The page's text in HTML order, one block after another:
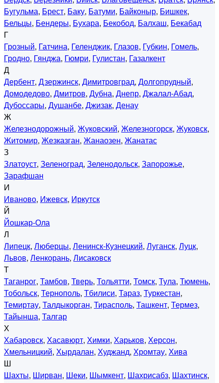
Бугульма, Брест, Баку, Батуми, Байконыр, Бишкек,
Бельцы, Бендеры, Бухара, Бекобод, Балхаш, Бекабад
Г
Грозный, Гатчина, Геленджик, Глазов, Губкин, Гомель,
Гродно, Гянджа, Гюмри, Гулистан, Газалкент
Д
Дербент, Дзержинск, Димитровград, Долгопрудный,
Домодедово, Дмитров, Дубна, Днепр, Джалал-Абад,
Дубоссары, Душанбе, Джизак, Денау
Ж
Железнодорожный, Жуковский, Железногорск, Жуковск,
Житомир, Жезказган, Жанаозен, Жанатас
З
Златоуст, Зеленоград, Зеленодольск, Запорожье,
Зарафшан
И
Иваново, Ижевск, Иркутск
Й
Йошкар-Ола
Л
Липецк, Люберцы, Ленинск-Кузнецкий, Луганск, Луцк,
Львов, Ленкорань, Лисаковск
Т
Таганрог, Тамбов, Тверь, Тольятти, Томск, Тула, Тюмень,
Тобольск, Тернополь, Тбилиси, Тараз, Туркестан,
Темиртау, Талдыкорган, Тирасполь, Ташкент, Термез,
Тайынша, Талгар
Х
Хабаровск, Хасавюрт, Химки, Харьков, Херсон,
Хмельницкий, Хырдалан, Худжанд, Хромтау, Хива
Ш
Шахты, Ширван, Шеки, Шымкент, Шахрисабз, Шахтинск,